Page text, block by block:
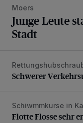
Moers
Junge Leute
Stadt
Schwerer
Schwerer
Flotte Flosse sehr
Schiwmmkurse in
Flotte Flosse sehr